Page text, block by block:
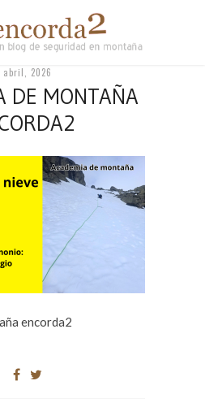
abril, 2026
DE MONTAÑA
encorda2